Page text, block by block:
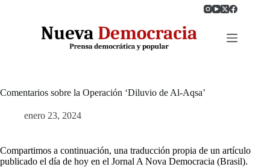
Comentarios sobre la Operación ‘Diluvio de Al-Aqsa’
enero 23, 2024
Compartimos a continuación, una traducción propia de un artículo
publicado el día de hoy en el Jornal A Nova Democracia (Brasil).